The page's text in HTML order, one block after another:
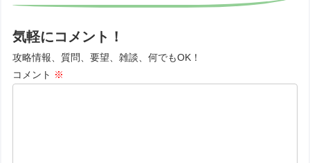
気軽にコメント！
攻略情報、質問、要望、雑談、何でもOK！
コメント ※